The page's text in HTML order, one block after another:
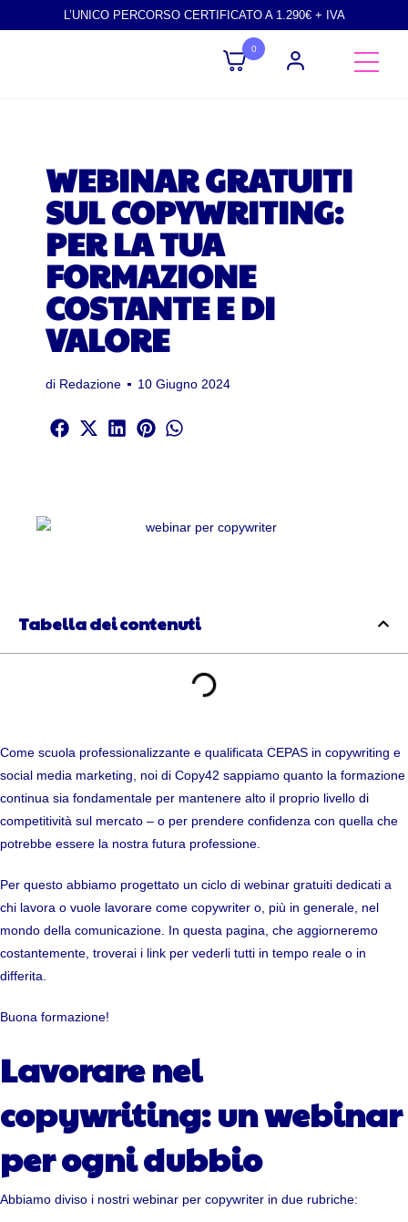
L’UNICO PERCORSO CERTIFICATO A 1.290€ + IVA
0
WEBINAR GRATUITI
SUL COPYWRITING:
PER LA TUA
FORMAZIONE
COSTANTE E DI
VALORE
di Redazione 10 Giugno 2024
Tabella dei contenuti
Come scuola professionalizzante e qualificata CEPAS in copywriting e
social media marketing, noi di Copy42 sappiamo quanto la formazione
continua sia fondamentale per mantenere alto il proprio livello di
competitività sul mercato – o per prendere confidenza con quella che
potrebbe essere la nostra futura professione.
Per questo abbiamo progettato un ciclo di webinar gratuiti dedicati a
chi lavora o vuole lavorare come copywriter o, più in generale, nel
mondo della comunicazione. In questa pagina, che aggiorneremo
costantemente, troverai i link per vederli tutti in tempo reale o in
differita.
Buona formazione!
Lavorare nel
copywriting: un webinar
per ogni dubbio
Abbiamo diviso i nostri webinar per copywriter in due rubriche: